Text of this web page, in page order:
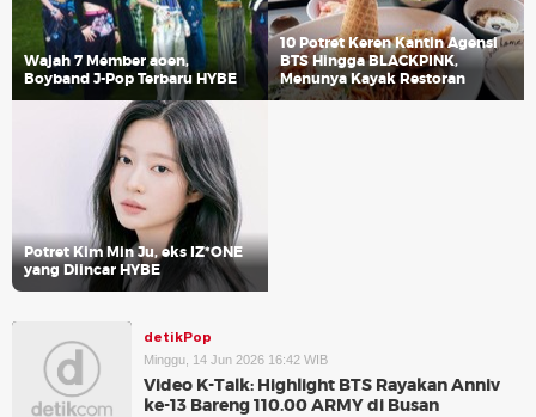
Wajah 7 Member aoen,
Boyband J-Pop Terbaru HYBE
10 Potret Keren Kantin Agensi
BTS Hingga BLACKPINK,
Menunya Kayak Restoran
Potret Kim Min Ju, eks IZ*ONE
yang Diincar HYBE
detikPop
Minggu, 14 Jun 2026 16:42 WIB
Video K-Talk: Highlight BTS Rayakan Anniv
ke-13 Bareng 110.00 ARMY di Busan